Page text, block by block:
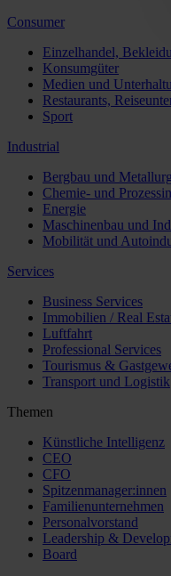
Consumer
Einzelhandel,
Konsumgüter
Medien und
Restaurants,
Sport
Industrial
Bergbau und
Chemie- und
Energie
Maschinenbau und
Mobilität und
Services
Business Services
Immobilien / Real
Luftfahrt
Professional Services
Tourismus &
Transport und Logistik
Themen
Künstliche Intelligenz
CEO
CFO
Spitzenmanager:innen
Familienunternehmen
Personalvorstand
Leadership &
Board